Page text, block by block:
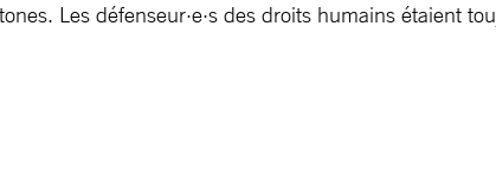
Les défenseur·e·s des droits humains étaient